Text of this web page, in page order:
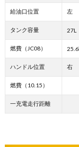
給油口位置 左
タンク容量 27L
燃費（JC08）
ハンドル位置 右
燃費（10.15）
一充電走行距離